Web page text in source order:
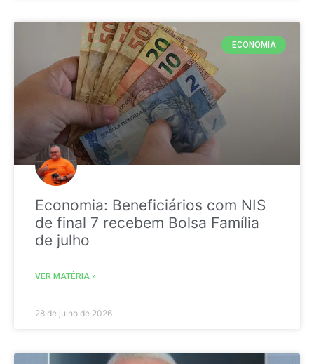
ECONOMIA
Economia: Beneficiários com NIS
de final 7 recebem Bolsa Família
de julho
VER MATÉRIA »
28 de julho de 2026